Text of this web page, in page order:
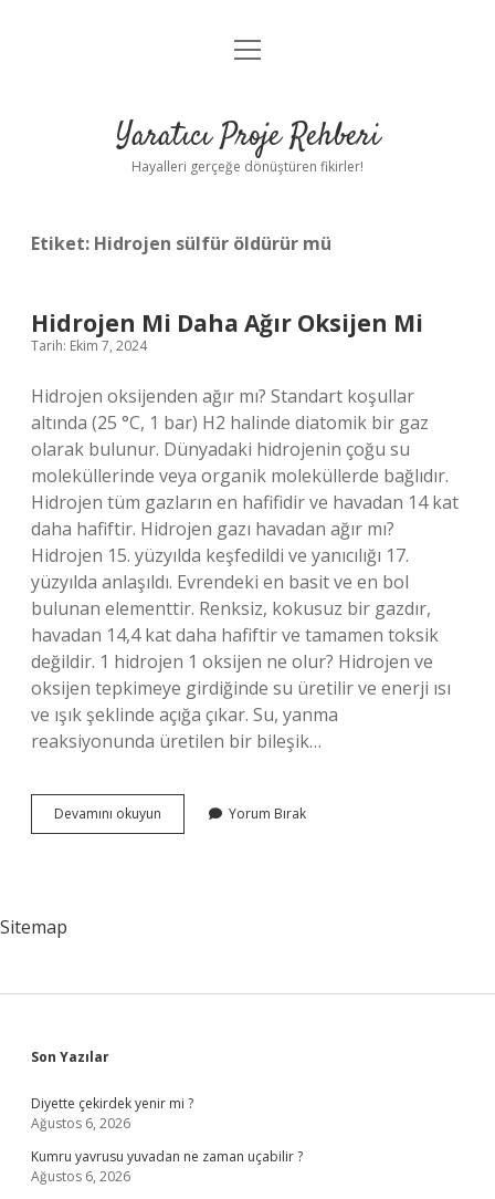
Anasayfa
Yasal Uyarı
menüyü
Yaratıcı Proje Rehberi
Hayalleri gerçeğe dönüştüren fikirler!
Etiket: Hidrojen sülfür öldürür mü
Hidrojen Mi Daha Ağır Oksijen Mi
Tarih: Ekim 7, 2024
Hidrojen oksijenden ağır mı? Standart koşullar
altında (25 °C, 1 bar) H2 halinde diatomik bir gaz
olarak bulunur. Dünyadaki hidrojenin çoğu su
moleküllerinde veya organik moleküllerde bağlıdır.
Hidrojen tüm gazların en hafifidir ve havadan 14 kat
daha hafiftir. Hidrojen gazı havadan ağır mı?
Hidrojen 15. yüzyılda keşfedildi ve yanıcılığı 17.
yüzyılda anlaşıldı. Evrendeki en basit ve en bol
bulunan elementtir. Renksiz, kokusuz bir gazdır,
havadan 14,4 kat daha hafiftir ve tamamen toksik
değildir. 1 hidrojen 1 oksijen ne olur? Hidrojen ve
oksijen tepkimeye girdiğinde su üretilir ve enerji ısı
ve ışık şeklinde açığa çıkar. Su, yanma
reaksiyonunda üretilen bir bileşik…
Devamını okuyun Hidrojen
Mi
Yorum Bırak
Sitemap
Sidebar
Son Yazılar
Diyette çekirdek yenir mi ?
Ağustos 6, 2026
Kumru yavrusu yuvadan ne zaman uçabilir ?
Ağustos 6, 2026